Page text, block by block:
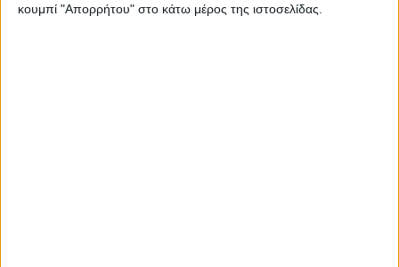
κουμπί "Απορρήτου" στο κάτω μέρος της ιστοσελίδας.
ΑΓΩΝ στο Google News!